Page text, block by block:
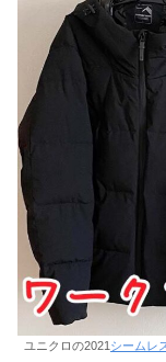
ユニクロの2021シームレ